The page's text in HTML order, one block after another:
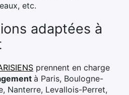
etc.
adaptées à
prennent en charge
à Paris, Boulogne-
Nanterre, Levallois-Perret,